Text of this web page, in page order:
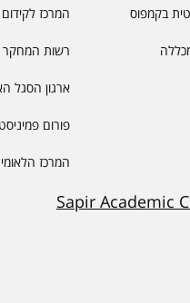
בקמפוס המרכז
רשות המחקר
ארגון הסגל
פורום
המרכז
Sapir Academic